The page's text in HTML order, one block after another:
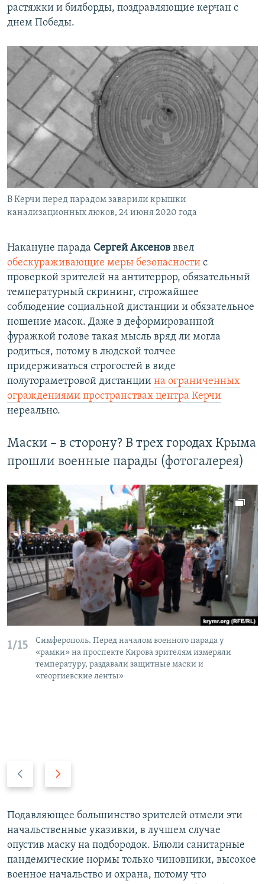
растяжки и билборды, поздравляющие керчан с
днем Победы.
В Керчи перед парадом заварили крышки
канализационных люков, 24 июня 2020 года
Накануне парада Сергей Аксенов ввел
обескураживающие меры безопасности с
проверкой зрителей на антитеррор, обязательный
температурный скрининг, строжайшее
соблюдение социальной дистанции и обязательное
ношение масок. Даже в деформированной
фуражкой голове такая мысль вряд ли могла
родиться, потому в людской толчее
придерживаться строгостей в виде
полутораметровой дистанции на ограниченных
ограждениями пространствах центра Керчи
нереально.
Маски – в сторону? В трех городах Крыма
прошли военные парады (фотогалерея)
1/15
Симферополь. Перед началом военного парада у
«рамки» на проспекте Кирова зрителям измеряли
температуру, раздавали защитные маски и
«георгиевские ленты»
д
ы
д
у
щ
д
у
ю
щ
и
Подавляющее большинство зрителей отмели эти
начальственные указивки, в лучшем случае
опустив маску на подбородок. Блюли санитарные
пандемические нормы только чиновники, высокое
военное начальство и охрана, потому что